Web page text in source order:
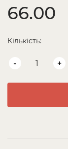
66.00
Кількість:
- +